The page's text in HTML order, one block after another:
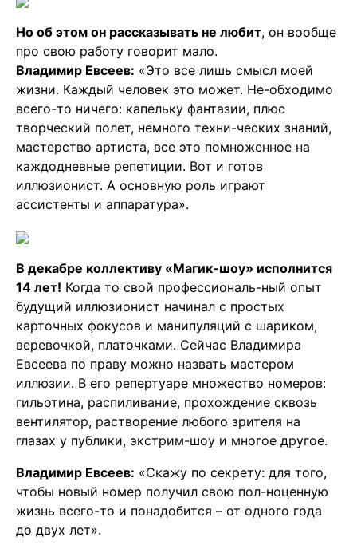
Но об этом он рассказывать не любит, он вообще
про свою работу говорит мало.
Владимир Евсеев: «Это все лишь смысл моей
жизни. Каждый человек это может. Не-обходимо
всего-то ничего: капельку фантазии, плюс
творческий полет, немного техни-ческих знаний,
мастерство артиста, все это помноженное на
каждодневные репетиции. Вот и готов
иллюзионист. А основную роль играют
ассистенты и аппаратура».
В декабре коллективу «Магик-шоу» исполнится
14 лет! Когда то свой профессиональ-ный опыт
будущий иллюзионист начинал с простых
карточных фокусов и манипуляций с шариком,
веревочкой, платочками. Сейчас Владимира
Евсеева по праву можно назвать мастером
иллюзии. В его репертуаре множество номеров:
гильотина, распиливание, прохождение сквозь
вентилятор, растворение любого зрителя на
глазах у публики, экстрим-шоу и многое другое.
Владимир Евсеев: «Скажу по секрету: для того,
чтобы новый номер получил свою пол-ноценную
жизнь всего-то и понадобится – от одного года
до двух лет».